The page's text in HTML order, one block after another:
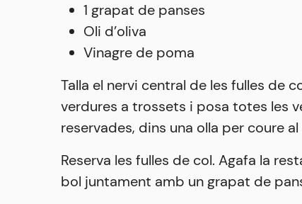
1 grapat de panses
Oli d’oliva
Vinagre de poma
Talla el nervi central de les fulles de
verdures a trossets i posa totes les
reservades, dins una olla per coure
Reserva les fulles de col. Agafa la
bol juntament amb un grapat de